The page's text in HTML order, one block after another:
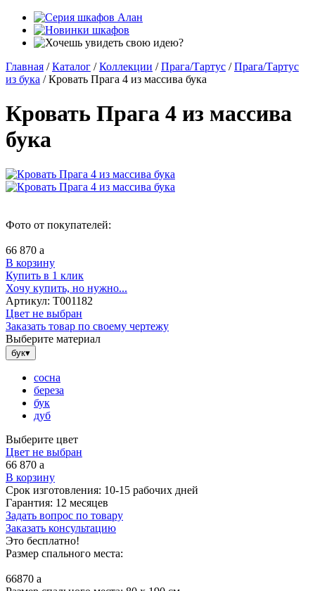
Главная / Каталог / Коллекции / Прага/Тартус / Прага/Тартус
из бука / Кровать Прага 4 из массива бука
Кровать Прага 4 из массива
бука
Фото от покупателей:
66 870 a
В корзину
Купить в 1 клик
Хочу купить, но нужно...
Артикул: Т001182
Цвет не выбран
Заказать товар по своему чертежу
Выберите материал
бук▾
сосна
береза
бук
дуб
Выберите цвет
Цвет не выбран
66 870 a
В корзину
Срок изготовления: 10-15 рабочих дней
Гарантия: 12 месяцев
Задать вопрос по товару
Заказать консультацию
Это бесплатно!
Размер спального места:
66870 a